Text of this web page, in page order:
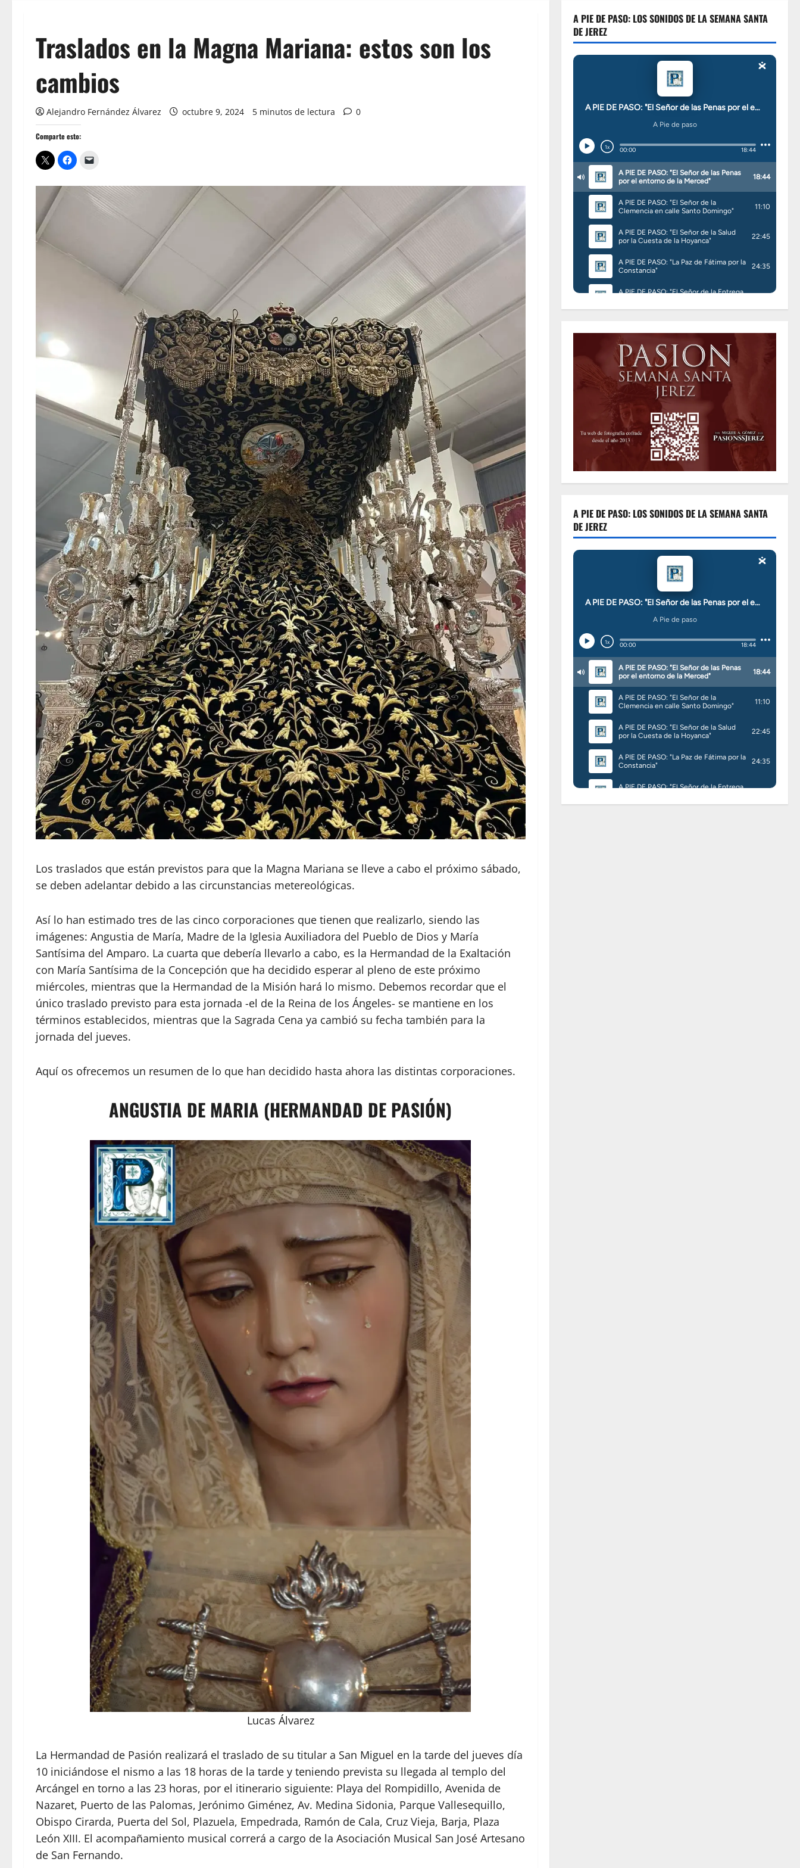
Traslados en la Magna Mariana: estos son los
cambios
Alejandro Fernández Álvarez octubre 9, 2024 5 minutos de lectura 0
Comparte esto:
Los traslados que están previstos para que la Magna Mariana se lleve a cabo el próximo sábado,
se deben adelantar debido a las circunstancias metereológicas.
Así lo han estimado tres de las cinco corporaciones que tienen que realizarlo, siendo las
imágenes: Angustia de María, Madre de la Iglesia Auxiliadora del Pueblo de Dios y María
Santísima del Amparo. La cuarta que debería llevarlo a cabo, es la Hermandad de la Exaltación
con María Santísima de la Concepción que ha decidido esperar al pleno de este próximo
miércoles, mientras que la Hermandad de la Misión hará lo mismo. Debemos recordar que el
único traslado previsto para esta jornada -el de la Reina de los Ángeles- se mantiene en los
términos establecidos, mientras que la Sagrada Cena ya cambió su fecha también para la
jornada del jueves.
Aquí os ofrecemos un resumen de lo que han decidido hasta ahora las distintas corporaciones.
ANGUSTIA DE MARIA (HERMANDAD DE PASIÓN)
Lucas Álvarez
La Hermandad de Pasión realizará el traslado de su titular a San Miguel en la tarde del jueves día
10 iniciándose el nismo a las 18 horas de la tarde y teniendo prevista su llegada al templo del
Arcángel en torno a las 23 horas, por el itinerario siguiente: Playa del Rompidillo, Avenida de
Nazaret, Puerto de las Palomas, Jerónimo Giménez, Av. Medina Sidonia, Parque Vallesequillo,
Obispo Cirarda, Puerta del Sol, Plazuela, Empedrada, Ramón de Cala, Cruz Vieja, Barja, Plaza
León XIII. El acompañamiento musical correrá a cargo de la Asociación Musical San José Artesano
de San Fernando.
A PIE DE PASO: LOS SONIDOS DE LA SEMANA SANTA
DE JEREZ
A PIE DE PASO: LOS SONIDOS DE LA SEMANA SANTA
DE JEREZ